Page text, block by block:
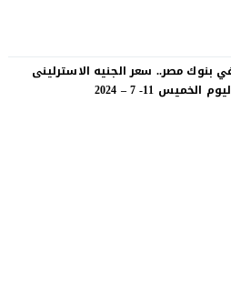
بنوك مصر.. سعر الجنيه الاسترلينى
الخميس 11- 7 – 2024